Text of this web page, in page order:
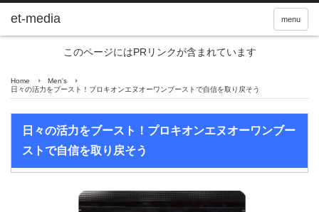
et-media menu
このページにはPRリンクが含まれています
Home
Men's
日々の活力をブースト！プロキオンエヌオーワンブーストで自信を取り戻そう
日々の活力をブースト！プロキオンエヌオーワンブー
ストで自信を取り戻そう